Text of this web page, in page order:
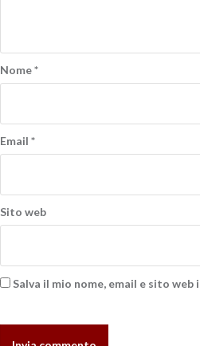
Nome*
Email *
Sito web
Salva il mio nome, email e sito